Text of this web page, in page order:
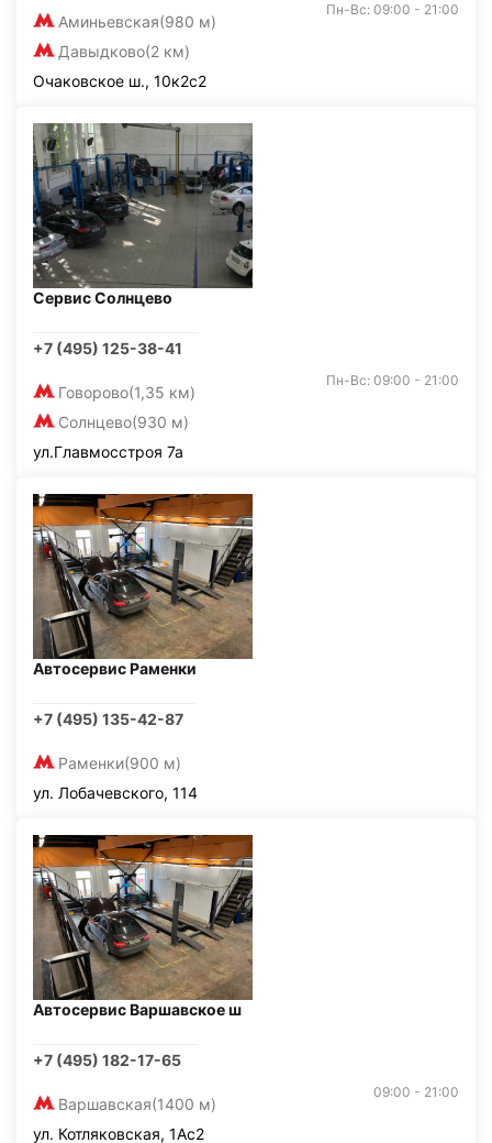
Аминьевская(980 м)
Давыдково(2 км)
Пн-Вс: 09:00 - 21:00
Очаковское ш., 10к2с2
Сервис Солнцево
+7 (495) 125-38-41
Говорово(1,35 км)
Солнцево(930 м)
Пн-Вс: 09:00 - 21:00
ул.Главмосстроя 7а
Автосервис Раменки
+7 (495) 135-42-87
Раменки(900 м)
ул. Лобачевского, 114
Автосервис Варшавское ш
+7 (495) 182-17-65
Варшавская(1400 м)
09:00 - 21:00
ул. Котляковская, 1Ас2